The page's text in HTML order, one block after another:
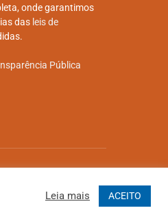
onde garantimos
das leis de
Pública
Leia mais ACEITO